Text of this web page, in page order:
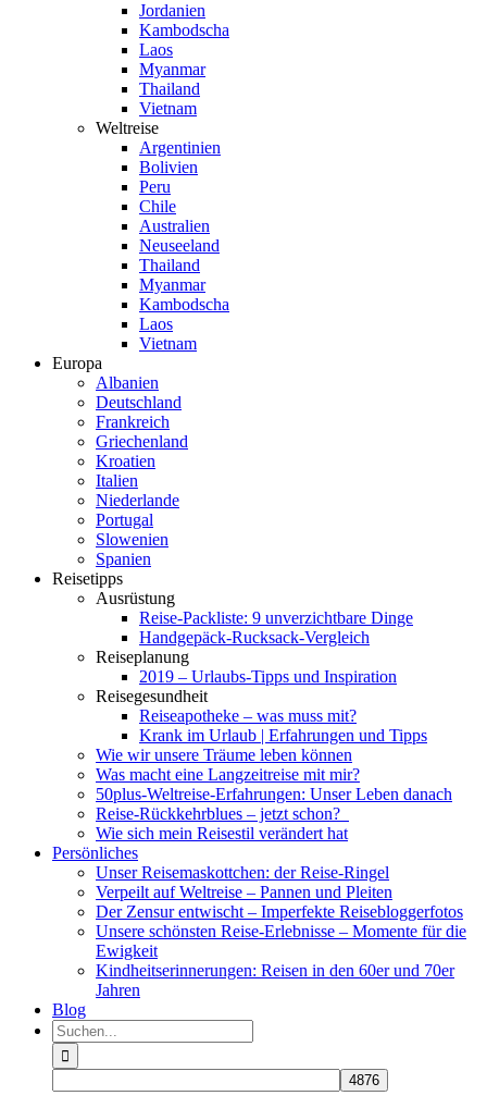
Jordanien
Kambodscha
Laos
Myanmar
Thailand
Vietnam
Weltreise
Argentinien
Bolivien
Peru
Chile
Australien
Neuseeland
Thailand
Myanmar
Kambodscha
Laos
Vietnam
Europa
Albanien
Deutschland
Frankreich
Griechenland
Kroatien
Italien
Niederlande
Portugal
Slowenien
Spanien
Reisetipps
Ausrüstung
Reise-Packliste: 9 unverzichtbare Dinge
Handgepäck-Rucksack-Vergleich
Reiseplanung
2019 – Urlaubs-Tipps und Inspiration
Reisegesundheit
Reiseapotheke – was muss mit?
Krank im Urlaub | Erfahrungen und Tipps
Wie wir unsere Träume leben können
Was macht eine Langzeitreise mit mir?
50plus-Weltreise-Erfahrungen: Unser Leben danach
Reise-Rückkehrblues – jetzt schon?
Wie sich mein Reisestil verändert hat
Persönliches
Unser Reisemaskottchen: der Reise-Ringel
Verpeilt auf Weltreise – Pannen und Pleiten
Der Zensur entwischt – Imperfekte Reisebloggerfotos
Unsere schönsten Reise-Erlebnisse – Momente für die
Ewigkeit
Kindheitserinnerungen: Reisen in den 60er und 70er
Jahren
Blog
Suche
nach: